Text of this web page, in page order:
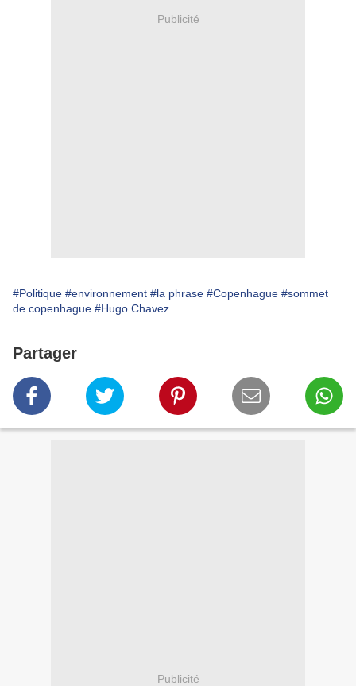
Publicité
#Politique #environnement #la phrase #Copenhague #sommet
de copenhague #Hugo Chavez
Partager
Publicité